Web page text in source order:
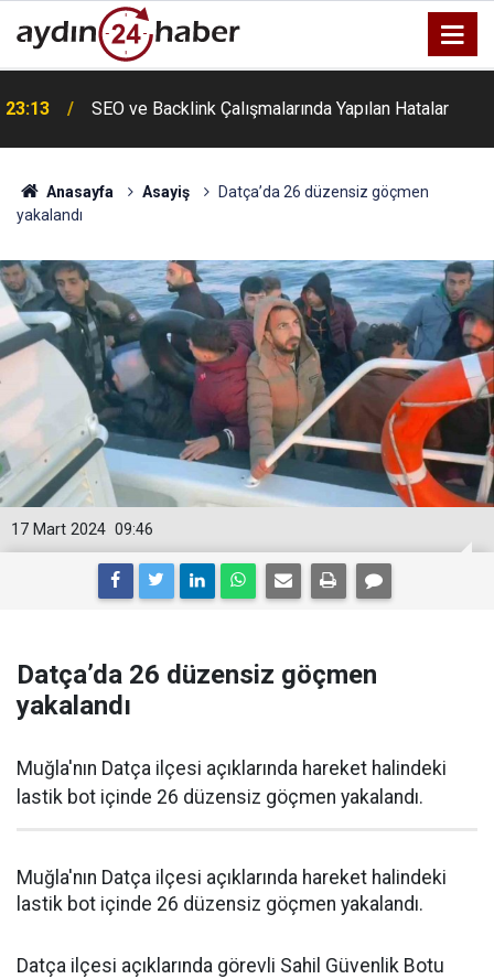
23:13 SEO ve Backlink Çalışmalarında Yapılan Hatalar
Anasayfa Asayiş
Datça’da 26 düzensiz göçmen
yakalandı
09:46
17 Mart 2024
Datça’da 26 düzensiz göçmen
yakalandı
Muğla'nın Datça ilçesi açıklarında hareket halindeki
lastik bot içinde 26 düzensiz göçmen yakalandı.
Muğla'nın Datça ilçesi açıklarında hareket halindeki
lastik bot içinde 26 düzensiz göçmen yakalandı.
Datça ilçesi açıklarında görevli Sahil Güvenlik Botu